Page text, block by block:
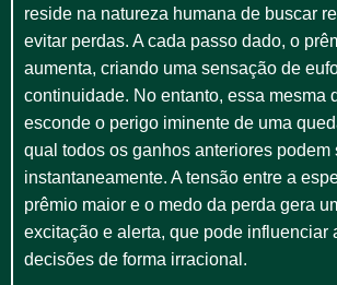
reside na natureza humana de buscar
evitar perdas. A cada passo dado, o
aumenta, criando uma sensação de
continuidade. No entanto, essa mesma
esconde o perigo iminente de uma
qual todos os ganhos anteriores podem
instantaneamente. A tensão entre a
prêmio maior e o medo da perda gera
excitação e alerta, que pode influenciar
decisões de forma irracional.